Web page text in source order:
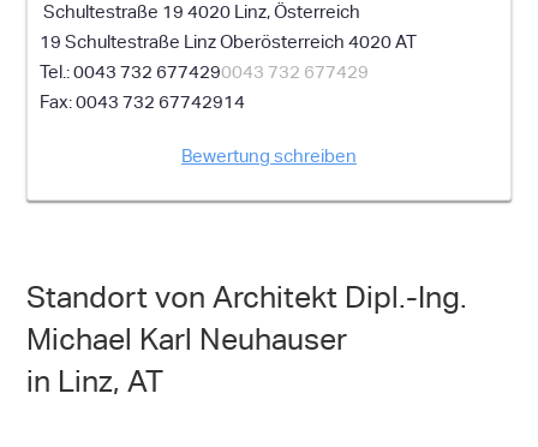
Schultestraße 19 4020 Linz, Österreich
19 Schultestraße Linz Oberösterreich 4020 AT
0043 732 6774290043 732 677429
0043 732 67742914
Bewertung schreiben
Standort von Architekt Dipl.-Ing.
Michael Karl Neuhauser
in Linz, AT